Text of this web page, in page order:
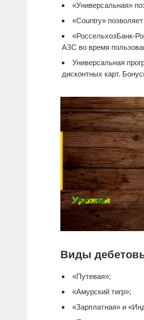
«Универсальная»
«Country»
«РоссельхозБанк-
АЗС во время
Универсальная
дисконтных карт.
Виды
«Путевая»;
«Амурский тигр»;
«Зарплатная» и